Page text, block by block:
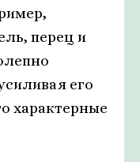
перец и
его
характерные